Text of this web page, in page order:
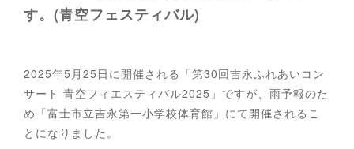
す。(青空フェスティバル)
2025年5月25日に開催される「第30回吉永ふれあいコン
サート 青空フィエスティバル2025」ですが、雨予報のた
め「富士市立吉永第一小学校体育館」にて開催されるこ
とになりました。